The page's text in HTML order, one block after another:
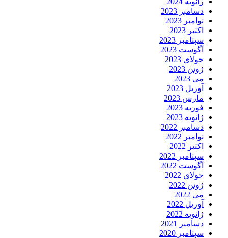
دسامبر 2023
نوامبر 2023
اکتبر 2023
سپتامبر 2023
آگوست 2023
جولای 2023
ژوئن 2023
می 2023
آوریل 2023
مارس 2023
فوریه 2023
ژانویه 2023
دسامبر 2022
نوامبر 2022
اکتبر 2022
سپتامبر 2022
آگوست 2022
جولای 2022
ژوئن 2022
می 2022
آوریل 2022
ژانویه 2022
دسامبر 2021
سپتامبر 2020